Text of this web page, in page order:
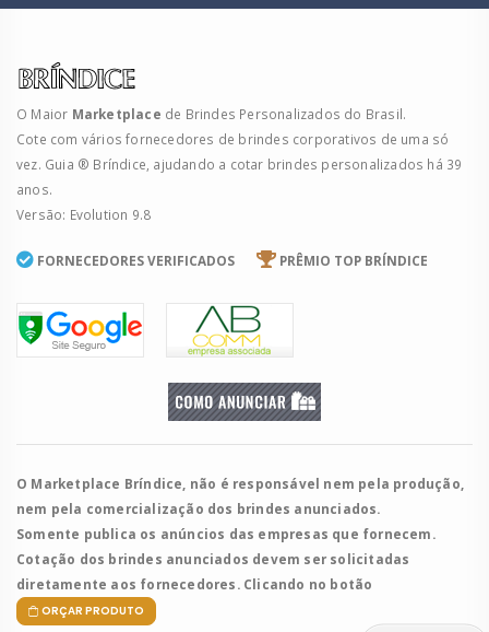
O Maior Marketplace de Brindes Personalizados do Brasil.
Cote com vários fornecedores de brindes corporativos de uma só
vez. Guia ® Bríndice, ajudando a cotar brindes personalizados há 39
anos.
Versão: Evolution 9.8
FORNECEDORES VERIFICADOS PRÊMIO TOP BRÍNDICE
O Marketplace Bríndice, não é responsável nem pela produção,
nem pela comercialização dos brindes anunciados.
Somente publica os anúncios das empresas que fornecem.
Cotação dos brindes anunciados devem ser solicitadas
diretamente aos fornecedores. Clicando no botão
ORÇAR PRODUTO